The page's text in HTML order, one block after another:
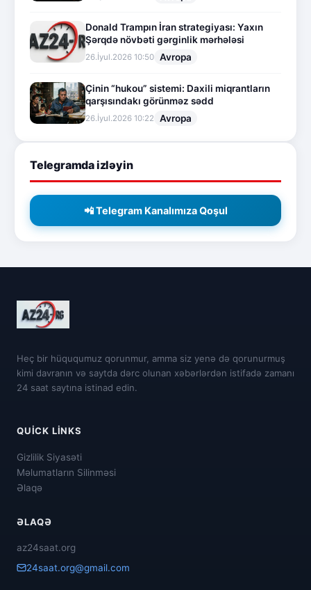
Donald Trampın İran strategiyası: Yaxın
Şərqdə növbəti gərginlik mərhələsi
26.İyul.2026 10:50 Avropa
Çinin “hukou” sistemi: Daxili miqrantların
qarşısındakı görünməz sədd
26.İyul.2026 10:22 Avropa
Telegramda izləyin
📲 Telegram Kanalımıza Qoşul
Heç bir hüququmuz qorunmur, amma siz yenə də qorunurmuş
kimi davranın və saytda dərc olunan xəbərlərdən istifadə zamanı
24 saat saytına istinad edin.
QUICK LINKS
Gizlilik Siyasəti
Məlumatların Silinməsi
Əlaqə
ƏLAQƏ
az24saat.org
24saat.org@gmail.com